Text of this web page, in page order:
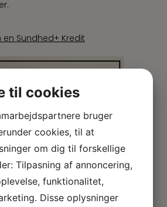
til cookies
bruger
cookies, til at
om dig til forskellige
Tilpasning af annoncering,
funktionalitet,
Disse oplysninger